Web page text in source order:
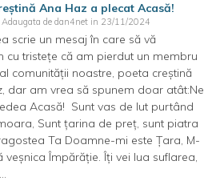
Ana Haz a plecat Acasă!
Adaugata de dan4net in 23/11/2024
scrie un mesaj în care să vă
cu tristețe că am pierdut un membru
comunității noastre, poeta creștină
dar am vrea să spunem doar atât:Ne
Acasă! Sunt vas de lut purtând
Sunt țarina de preț, sunt piatra
Ta Doamne-mi este Țara, M-
veșnica Împărăție. Îți vei lua suflarea,